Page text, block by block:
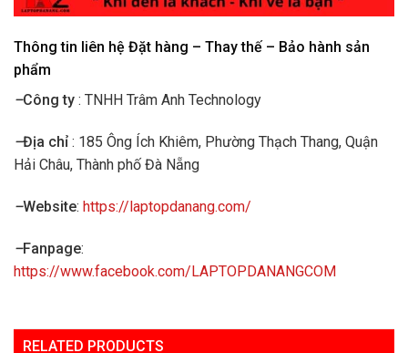
Thông tin liên hệ Đặt hàng – Thay thế – Bảo hành sản
phẩm
–Công ty : TNHH Trâm Anh Technology
–Địa chỉ : 185 Ông Ích Khiêm, Phường Thạch Thang, Quận
Hải Châu, Thành phố Đà Nẵng
–Website: https://laptopdanang.com/
–Fanpage:
https://www.facebook.com/LAPTOPDANANGCOM
RELATED PRODUCTS